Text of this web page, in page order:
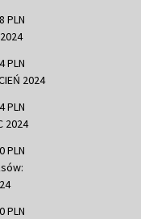
PLN
PLN
2024
PLN
2024
PLN
PLN